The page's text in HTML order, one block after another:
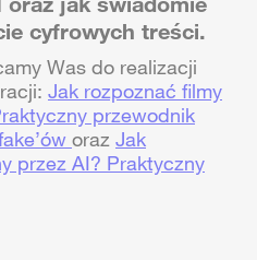
cyfrowych treści.
Was do realizacji
Jak rozpoznać filmy
przewodnik
oraz Jak
przez AI? Praktyczny